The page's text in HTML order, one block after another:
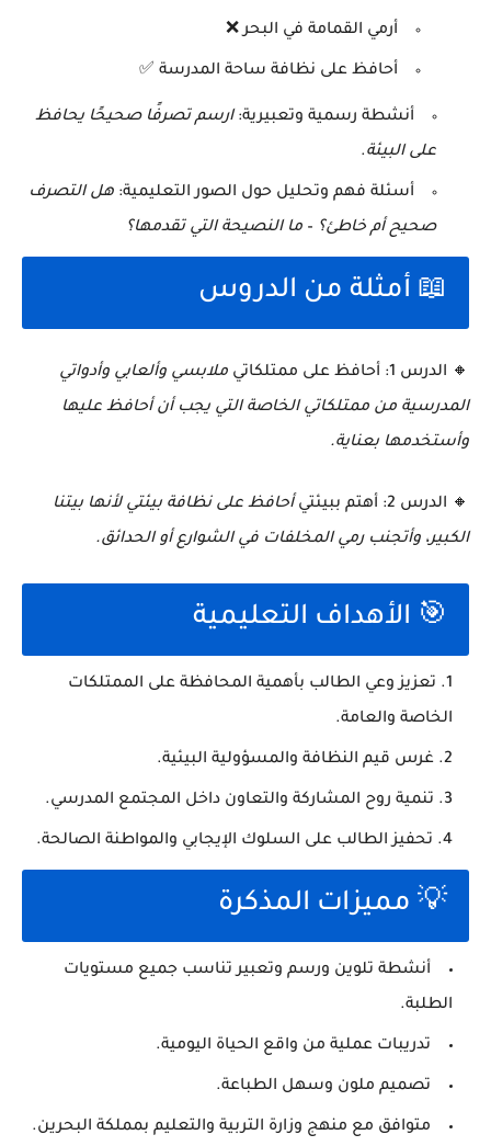
أرمي القمامة في البحر ❌
أحافظ على نظافة ساحة المدرسة ✅
أنشطة رسمية وتعبيرية:ارسم تصرفًا صحيحًا يحافظ
على البيئة.
أسئلة فهم وتحليل حول الصور التعليمية: هل التصرف
صحيح أم خاطئ؟ – ما النصيحة التي تقدمها؟
📖 أمثلة من الدروس
🔸 الدرس 1: أحافظ على ممتلكاتي
ملابسي وألعابي وأدواتي
المدرسية من ممتلكاتي الخاصة التي يجب أن أحافظ عليها
وأستخدمها بعناية.
🔸 الدرس 2: أهتم ببيئتي
أحافظ على نظافة بيئتي لأنها بيتنا
الكبير، وأتجنب رمي المخلفات في الشوارع أو الحدائق.
🎯 الأهداف التعليمية
تعزيز وعي الطالب بأهمية المحافظة على الممتلكات
الخاصة والعامة.
غرس قيم النظافة والمسؤولية البيئية.
تنمية روح المشاركة والتعاون داخل المجتمع المدرسي.
تحفيز الطالب على السلوك الإيجابي والمواطنة الصالحة.
💡 مميزات المذكرة
أنشطة تلوين ورسم وتعبير تناسب جميع مستويات
الطلبة.
تدريبات عملية من واقع الحياة اليومية.
تصميم ملون وسهل الطباعة.
متوافق مع منهج وزارة التربية والتعليم بمملكة البحرين.